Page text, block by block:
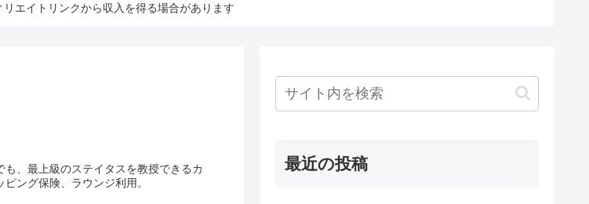
リエイトリンクから収入を得る場合があります
、最上級のステイタスを教授できるカ
ング保険、ラウンジ利用。
最近の投稿